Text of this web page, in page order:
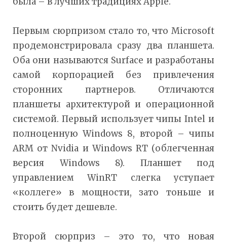
Первым сюрпризом стало то, что Microsoft
продемонстрировала сразу два планшета.
Оба они называются Surface и разработаны
самой корпорацией без привлечения
сторонних партнеров. Отличаются
планшеты архитектурой и операционной
системой. Первый использует чипы Intel и
полноценную Windows 8, второй – чипы
ARM от Nvidia и Windows RT (облегченная
версия Windows 8). Планшет под
управлением WinRT слегка уступает
«коллеге» в мощности, зато тоньше и
стоить будет дешевле.
Второй сюрприз – это то, что новая